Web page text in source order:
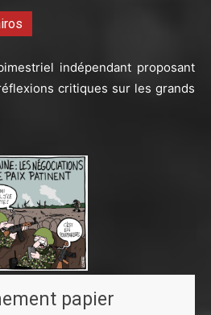
indépendant proposant
critiques sur les grands
papier